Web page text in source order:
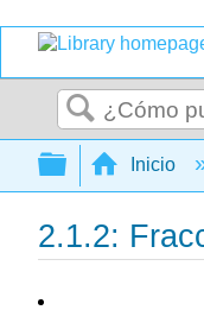
Buscar
Inicio
2.1.2: